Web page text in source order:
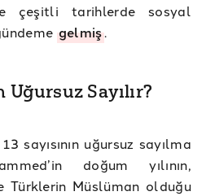
çeşitli tarihlerde sosyal
gelmiş.
Uğursuz Sayılır?
sayısının uğursuz sayılma
doğum yılının,
Türklerin Müslüman olduğu